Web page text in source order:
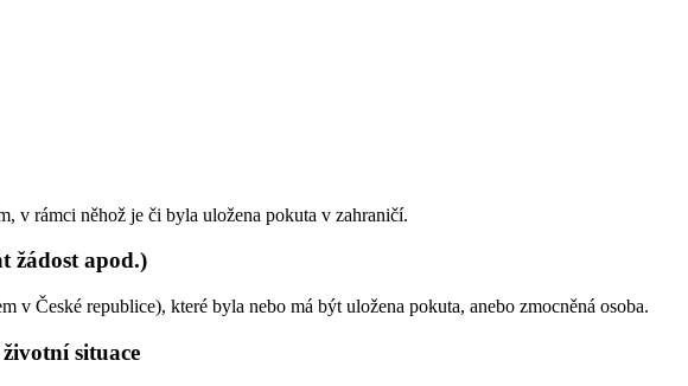
v rámci něhož je či byla uložena pokuta v zahraničí.
žádost apod.)
v České republice), které byla nebo má být uložena pokuta, anebo zmocněná osoba.
situace